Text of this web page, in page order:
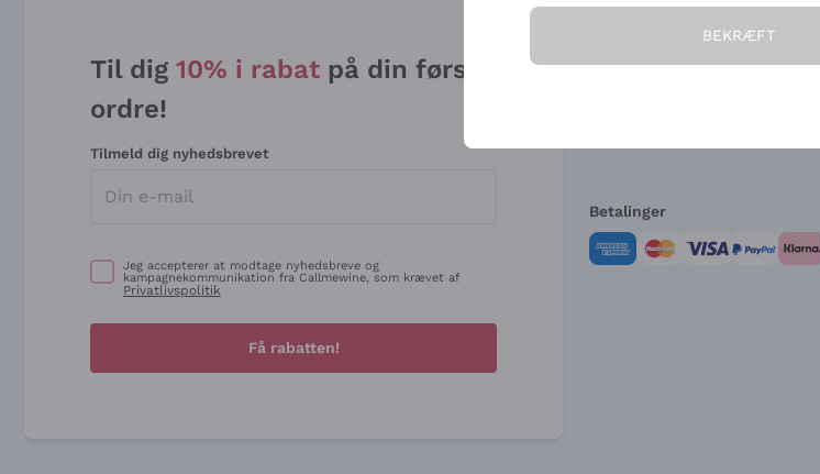
Til dig 10% i rabat på din første
ordre!
Tilmeld dig nyhedsbrevet
Jeg accepterer at modtage nyhedsbreve og
kampagnekommunikation fra Callmewine, som krævet af
Privatlivspolitik
Få rabatten!
Hvem vi er
Betalinger
BEKRÆFT